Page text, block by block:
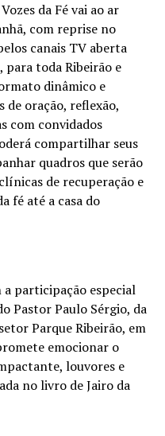
da Fé vai ao ar
com reprise no
canais TV aberta
para toda Ribeirão e
dinâmico e
oração, reflexão,
com convidados
compartilhar seus
quadros que serão
de recuperação e
fé até a casa do
participação especial
Pastor Paulo Sérgio, da
Parque Ribeirão, em
emocionar o
louvores e
no livro de Jairo da